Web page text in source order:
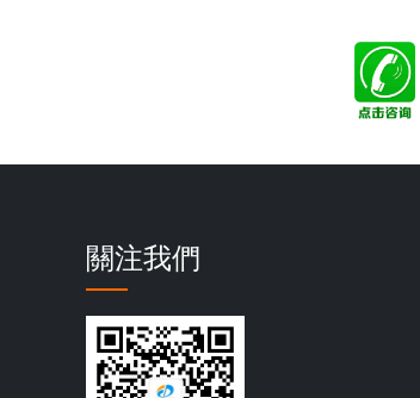
關注我們